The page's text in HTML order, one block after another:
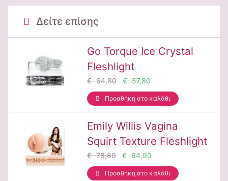
Δείτε επίσης
Go Torque Ice Crystal
Fleshlight
€ 64,80 € 57,80
Προσθήκη στο καλάθι
Emily Willis Vagina
Squirt Texture Fleshlight
€ 78,80 € 64,90
Προσθήκη στο καλάθι